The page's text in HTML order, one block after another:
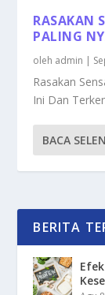
RASAKAN
PALING
oleh admin |
Rasakan
Ini Dan
BACA
BERITA